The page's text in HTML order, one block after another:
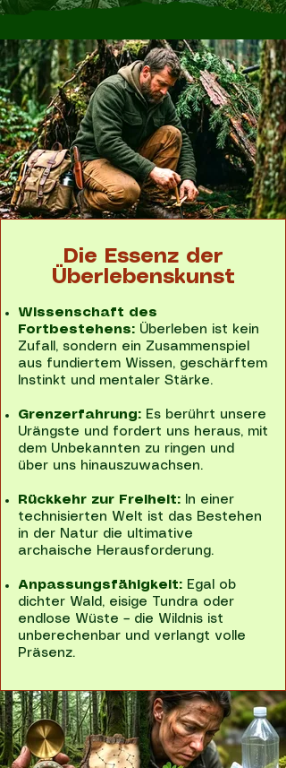
Die Essenz der
Überlebenskunst
Wissenschaft des
Fortbestehens: Überleben ist kein
Zufall, sondern ein Zusammenspiel
aus fundiertem Wissen, geschärftem
Instinkt und mentaler Stärke.
Grenzerfahrung: Es berührt unsere
Urängste und fordert uns heraus, mit
dem Unbekannten zu ringen und
über uns hinauszuwachsen.
Rückkehr zur Freiheit:
In einer
technisierten Welt ist das Bestehen
in der Natur die ultimative
archaische Herausforderung.
Anpassungsfähigkeit: Egal ob
dichter Wald, eisige Tundra oder
endlose Wüste – die Wildnis ist
unberechenbar und verlangt volle
Präsenz.